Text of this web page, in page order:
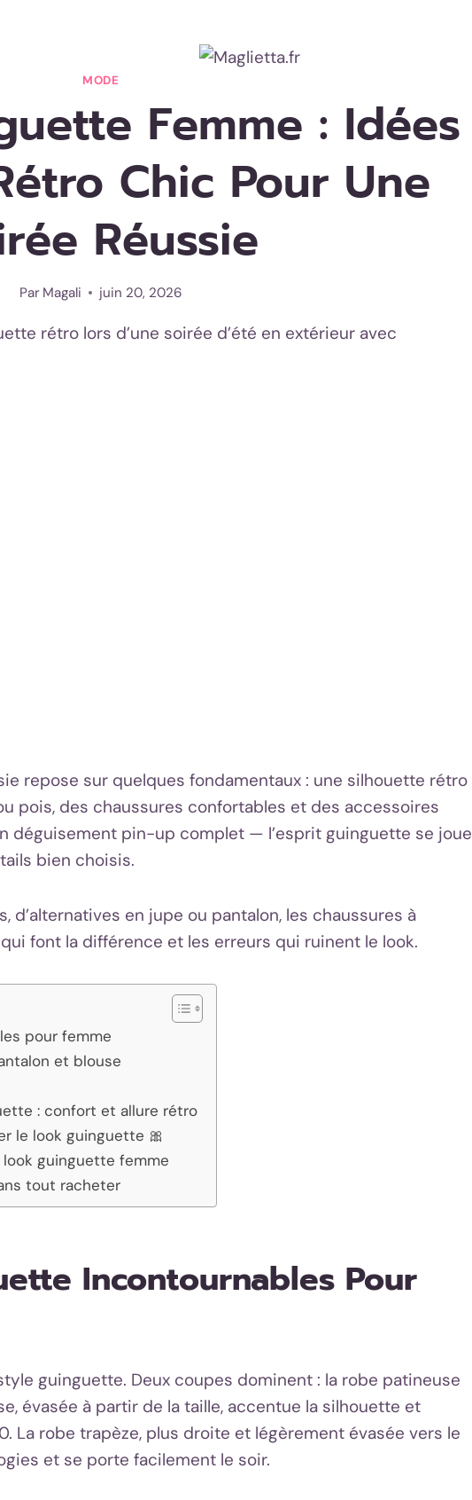
MODE
Femme : Idées
Chic Pour Une
Réussie
Par Magali juin 20, 2026
repose sur quelques fondamentaux : une silhouette rétro
pois, des chaussures confortables et des accessoires
déguisement pin-up complet — l’esprit guinguette se joue
bien choisis.
en jupe ou pantalon, les chaussures à
font la différence et les erreurs qui ruinent le look.
pour femme
et blouse
: confort et allure rétro
le look guinguette 🎀
guinguette femme
tout racheter
Incontournables Pour
guinguette. Deux coupes dominent : la robe patineuse
évasée à partir de la taille, accentue la silhouette et
La robe trapèze, plus droite et légèrement évasée vers le
et se porte facilement le soir.